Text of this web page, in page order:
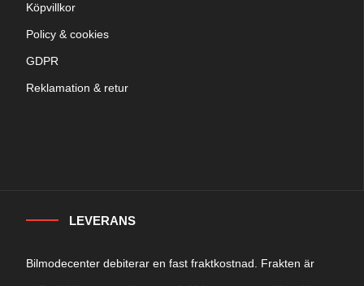
Köpvillkor
Policy & cookies
GDPR
Reklamation & retur
LEVERANS
Bilmodecenter debiterar en fast fraktkostnad. Frakten är